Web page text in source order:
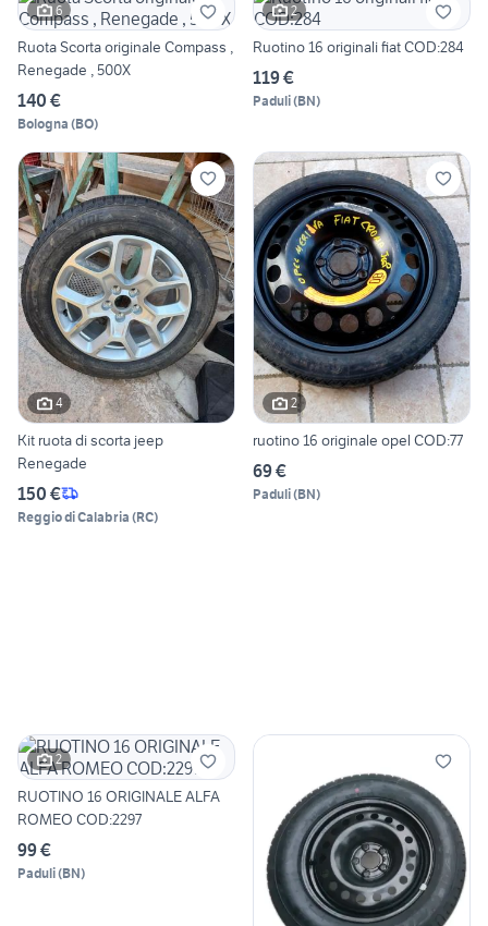
6
Ruota Scorta originale Compass ,
Renegade , 500X
140 €
Bologna (BO)
2
Ruotino 16 originali fiat COD:284
119 €
Paduli(BN)
4
Kit ruota di scorta jeep
Renegade
150 €
Reggio di Calabria (RC)
2
ruotino 16 originale opel COD:77
69 €
Paduli(BN)
2
RUOTINO 16 ORIGINALE ALFA
ROMEO COD:2297
99 €
Paduli(BN)